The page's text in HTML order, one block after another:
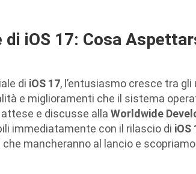
di iOS 17: Cosa
di iOS 17, l’entusiasmo cresce tra gli
e miglioramenti che il sistema
e discusse alla Worldwide
immediatamente con il rilascio di iOS
mancheranno al lancio e